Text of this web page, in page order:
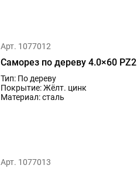
Арт. 1077012
Саморез по дереву 4.0×60 PZ2
Тип: По дереву
Покрытие: Жёлт. цинк
Материал: сталь
Арт. 1077013